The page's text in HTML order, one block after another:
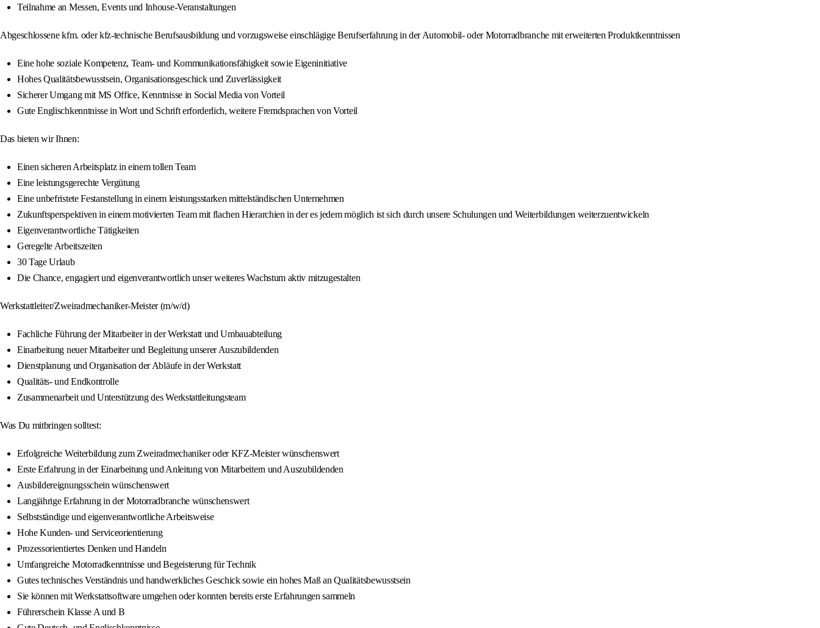
Teilnahme an Messen, Events und Inhouse‑Veranstaltungen
Abgeschlossene kfm. oder kfz-technische Berufsausbildung und vorzugsweise einschlägige Berufserfahrung in der Automobil‑ oder Motorradbranche mit erweiterten Produktkenntnissen
Eine hohe soziale Kompetenz, Team‑ und Kommunikationsfähigkeit sowie Eigeninitiative
Hohes Qualitätsbewusstsein, Organisationsgeschick und Zuverlässigkeit
Sicherer Umgang mit MS Office, Kenntnisse in Social Media von Vorteil
Gute Englischkenntnisse in Wort und Schrift erforderlich, weitere Fremdsprachen von Vorteil
Das bieten wir Ihnen:
Einen sicheren Arbeitsplatz in einem tollen Team
Eine leistungsgerechte Vergütung
Eine unbefristete Festanstellung in einem leistungsstarken mittelständischen Unternehmen
Zukunftsperspektiven in einem motivierten Team mit flachen Hierarchien in der es jedem möglich ist sich durch unsere Schulungen und Weiterbildungen weiterzuentwickeln
Eigenverantwortliche Tätigkeiten
Geregelte Arbeitszeiten
30 Tage Urlaub
Die Chance, engagiert und eigenverantwortlich unser weiteres Wachstum aktiv mitzugestalten
Werkstattleiter/Zweiradmechaniker‑Meister (m/w/d)
Fachliche Führung der Mitarbeiter in der Werkstatt und Umbauabteilung
Einarbeitung neuer Mitarbeiter und Begleitung unserer Auszubildenden
Dienstplanung und Organisation der Abläufe in der Werkstatt
Qualitäts- und Endkontrolle
Zusammenarbeit und Unterstützung des Werkstattleitungsteam
Was Du mitbringen solltest:
Erfolgreiche Weiterbildung zum Zweiradmechaniker oder KFZ‑Meister wünschenswert
Erste Erfahrung in der Einarbeitung und Anleitung von Mitarbeitern und Auszubildenden
Ausbildereignungsschein wünschenswert
Langjährige Erfahrung in der Motorradbranche wünschenswert
Selbstständige und eigenverantwortliche Arbeitsweise
Hohe Kunden- und Serviceorientierung
Prozessorientiertes Denken und Handeln
Umfangreiche Motorradkenntnisse und Begeisterung für Technik
Gutes technisches Verständnis und handwerkliches Geschick sowie ein hohes Maß an Qualitätsbewusstsein
Sie können mit Werkstattsoftware umgehen oder konnten bereits erste Erfahrungen sammeln
Führerschein Klasse A und B